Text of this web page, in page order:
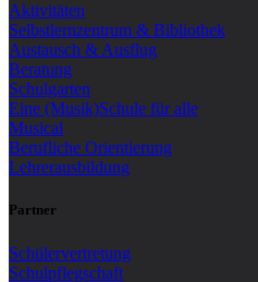
Aktivitäten
Selbstlernzentrum & Bibliothek
Austausch & Ausflug
Beratung
Schulgarten
Eine (Musik)Schule für alle
Musical
Berufliche Orientierung
Lehrerausbildung
Partner
Schülervertretung
Schulpflegschaft